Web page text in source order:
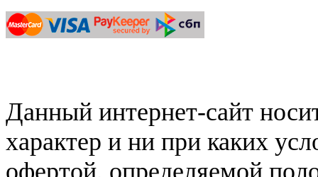
Данный интернет-сайт
характер и ни при каких
офертой, определяемой